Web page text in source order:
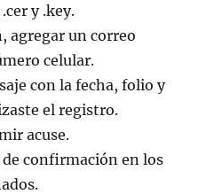
y .key.
agregar un correo
celular.
con la fecha, folio y
el registro.
acuse.
confirmación en los